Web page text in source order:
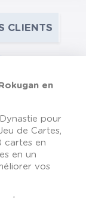
CLIENTS
en
pour
de Cartes,
cartes en
en un
vos